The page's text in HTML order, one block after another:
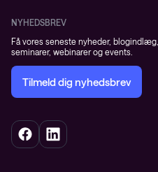
NYHEDSBREV
Få vores seneste nyheder,
seminarer, webinarer og events.
Tilmeld dig nyhedsbrev